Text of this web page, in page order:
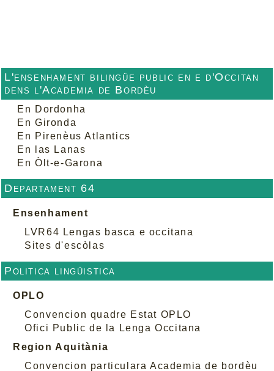
L'ensenhament bilingüe public en e d'Occitan
dens l'Academia de Bordèu
En Dordonha
En Gironda
En Pirenèus Atlantics
En las Lanas
En Òlt-e-Garona
Departament 64
Ensenhament
LVR64 Lengas basca e occitana
Sites d'escòlas
Politica lingüistica
OPLO
Convencion quadre Estat OPLO
Ofici Public de la Lenga Occitana
Region Aquitània
Convencion particulara Academia de bordèu